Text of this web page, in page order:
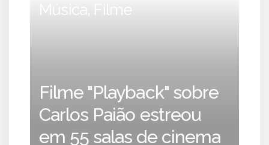
Música, Filme
Filme "Playback" sobre
Carlos Paião estreou
em 55 salas de cinema